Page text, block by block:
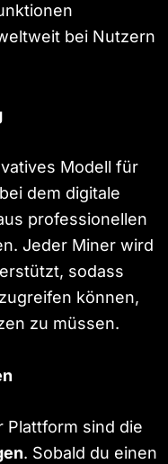
bei Nutzern
Modell für
dem digitale
professionellen
Jeder Miner wird
sodass
können,
zu müssen.
Plattform sind die
. Sobald du einen